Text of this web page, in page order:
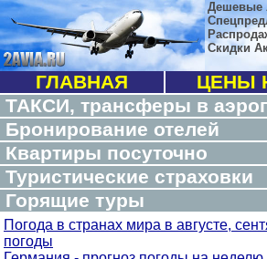
Дешевые
Скидки
ГЛАВНАЯ
ЦЕНЫ
ТАКСИ, трансферы в
Бронирование отелей
Квартиры посуточно
Туристические страховки
Горящие туры
Погода в странах мира в августе,
погоды